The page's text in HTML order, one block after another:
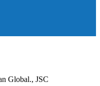
Global., JSC